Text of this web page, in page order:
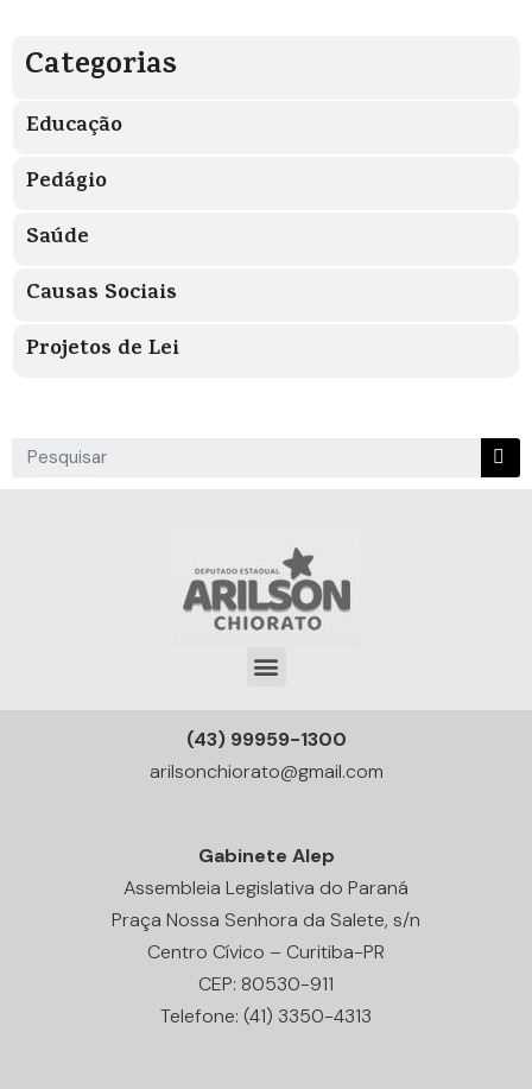
Categorias
Educação
Pedágio
Saúde
Causas Sociais
Projetos de Lei
(43) 99959-1300
arilsonchiorato@gmail.com
Gabinete Alep
Assembleia Legislativa do Paraná
Praça Nossa Senhora da Salete, s/n
Centro Cívico – Curitiba-PR
CEP: 80530-911
Telefone: (41) 3350-4313